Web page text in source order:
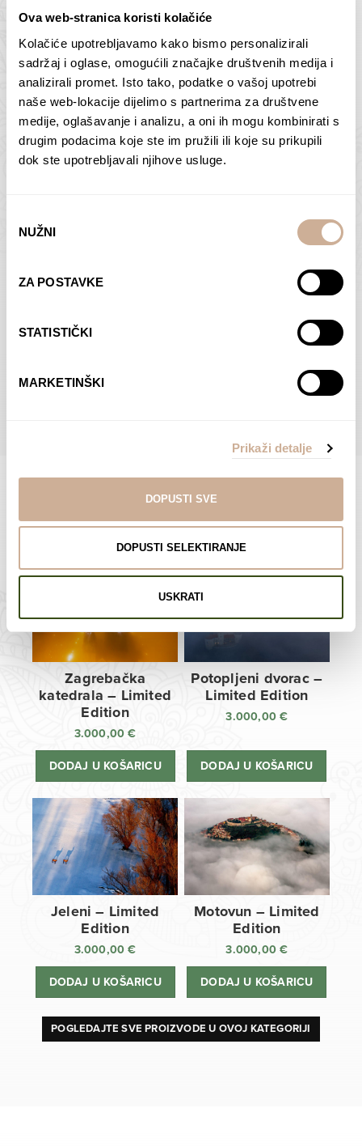
Ova web-stranica koristi kolačiće
Kolačiće upotrebljavamo kako bismo personalizirali
sadržaj i oglase, omogućili značajke društvenih medija i
analizirali promet. Isto tako, podatke o vašoj upotrebi
naše web-lokacije dijelimo s partnerima za društvene
medije, oglašavanje i analizu, a oni ih mogu kombinirati s
drugim podacima koje ste im pružili ili koje su prikupili
dok ste upotrebljavali njihove usluge.
pristanka
NUŽNI
ZA POSTAVKE
STATISTIČKI
MARKETINŠKI
Prikaži detalje
DOPUSTI SVE
DOPUSTI SELEKTIRANJE
USKRATI
Butan – ljudi 2
75,00€ – 138,00€Raspon
cijena:
od
75,00 €
138,00 €
ODABERI OPCIJE
Antarktika – krajolik
2
75,00€ – 138,00€Raspon
cijena:
od
ODABERI OPCIJE
Dolac
ODABERI OPCIJE
Moreškanti – sjena
€Raspon
od
75,00 €
do
138,00 €
ODABERI OPCIJE
POGLEDAJTE SVE PROIZVODE U OVOJ KATEGORIJI
Limited Edition Fotografije
Zagrebačka
katedrala – Limited
Edition
3.000,00€
DODAJ U KOŠARICU
Potopljeni dvorac –
Limited Edition
3.000,00€
DODAJ U KOŠARICU
Jeleni – Limited
Edition
3.000,00€
DODAJ U KOŠARICU
Motovun – Limited
Edition
3.000,00€
DODAJ U KOŠARICU
POGLEDAJTE SVE PROIZVODE U OVOJ KATEGORIJI